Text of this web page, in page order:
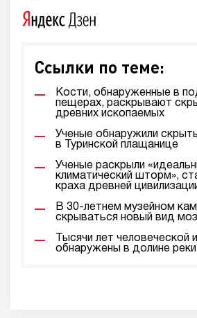
Ссылки по теме:
Кости, обнаруженные в
пещерах, раскрывают
древних ископаемых
Ученые обнаружили
в Туринской плащанице
Ученые раскрыли
климатический шторм»,
краха древней
В 30-летнем музейном
скрываться новый вид
Тысячи лет человеческой
обнаружены в долине